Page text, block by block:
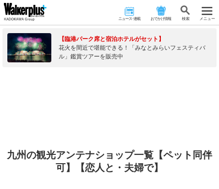
ニュース･連載 おでかけ情報 検 索 メニュー
【臨港パーク席と宿泊ホテルがセット】
花火を間近で堪能できる！「みなとみらいフェスティバ
ル」鑑賞ツアーを販売中
九州の観光アンテナショップ一覧【ペット同伴
可】【恋人と・夫婦で】